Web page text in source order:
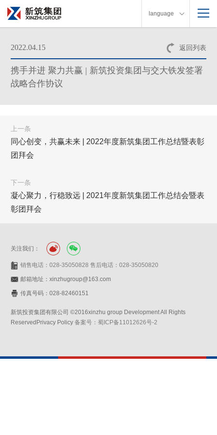
language
返回列表
2022.04.15
携手并进 聚力共赢 | 新筑投资集团与交大铁发签署
战略合作协议
上一条
同心创变，共赢未来 | 2022年度新筑集团工作总结暨表彰
团拜会
下一条
凝心聚力，行稳致远 | 2021年度新筑集团工作总结会暨表
彰团拜会
关注我们：
销售电话：028-35050828 售后电话：028-35050820
邮箱地址：xinzhugroup@163.com
传真号码：028-82460151
新筑投资集团有限公司 ©2016xinzhu group Development All Rights
ReservedPrivacy Policy备案号：蜀ICP备11012626号-2